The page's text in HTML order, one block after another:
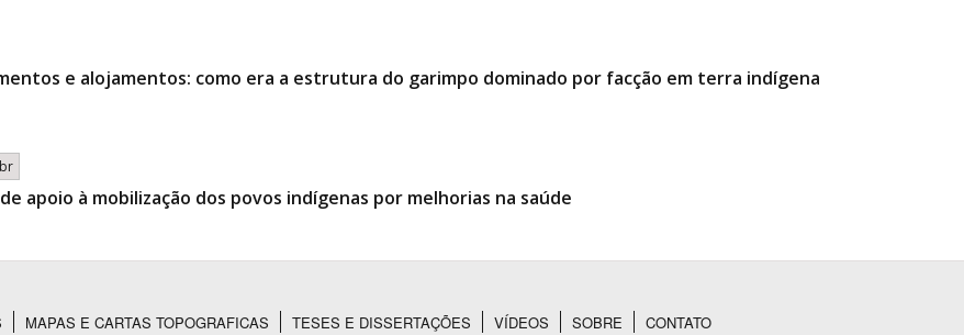
e alojamentos: como era a estrutura do garimpo dominado por facção em terra indígena
apoio à mobilização dos povos indígenas por melhorias na saúde
MAPAS E CARTAS TOPOGRAFICAS TESES E DISSERTAÇÕES VÍDEOS SOBRE CONTATO